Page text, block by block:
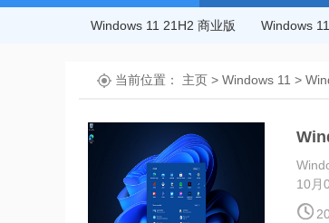
Windows 11 21H2 商业版 Windows
当前位置： 主页 > Windows 11 >
10月